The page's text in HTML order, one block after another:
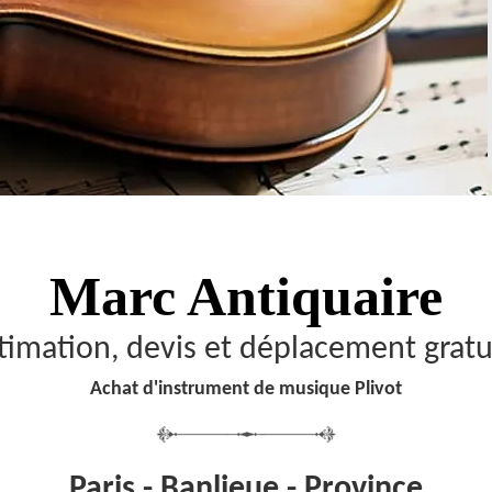
Marc Antiquaire
devis et déplacement
Achat d'instrument de musique Plivot